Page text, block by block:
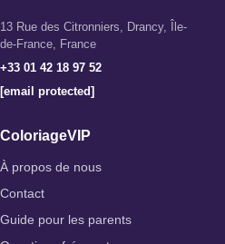
13 Rue des Citronniers, Drancy, Île-
de-France, France
+33 01 42 18 97 52
[email protected]
ColoriageVIP
À propos de nous
Contact
Guide pour les parents